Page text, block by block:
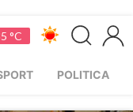
°C
POLITICA